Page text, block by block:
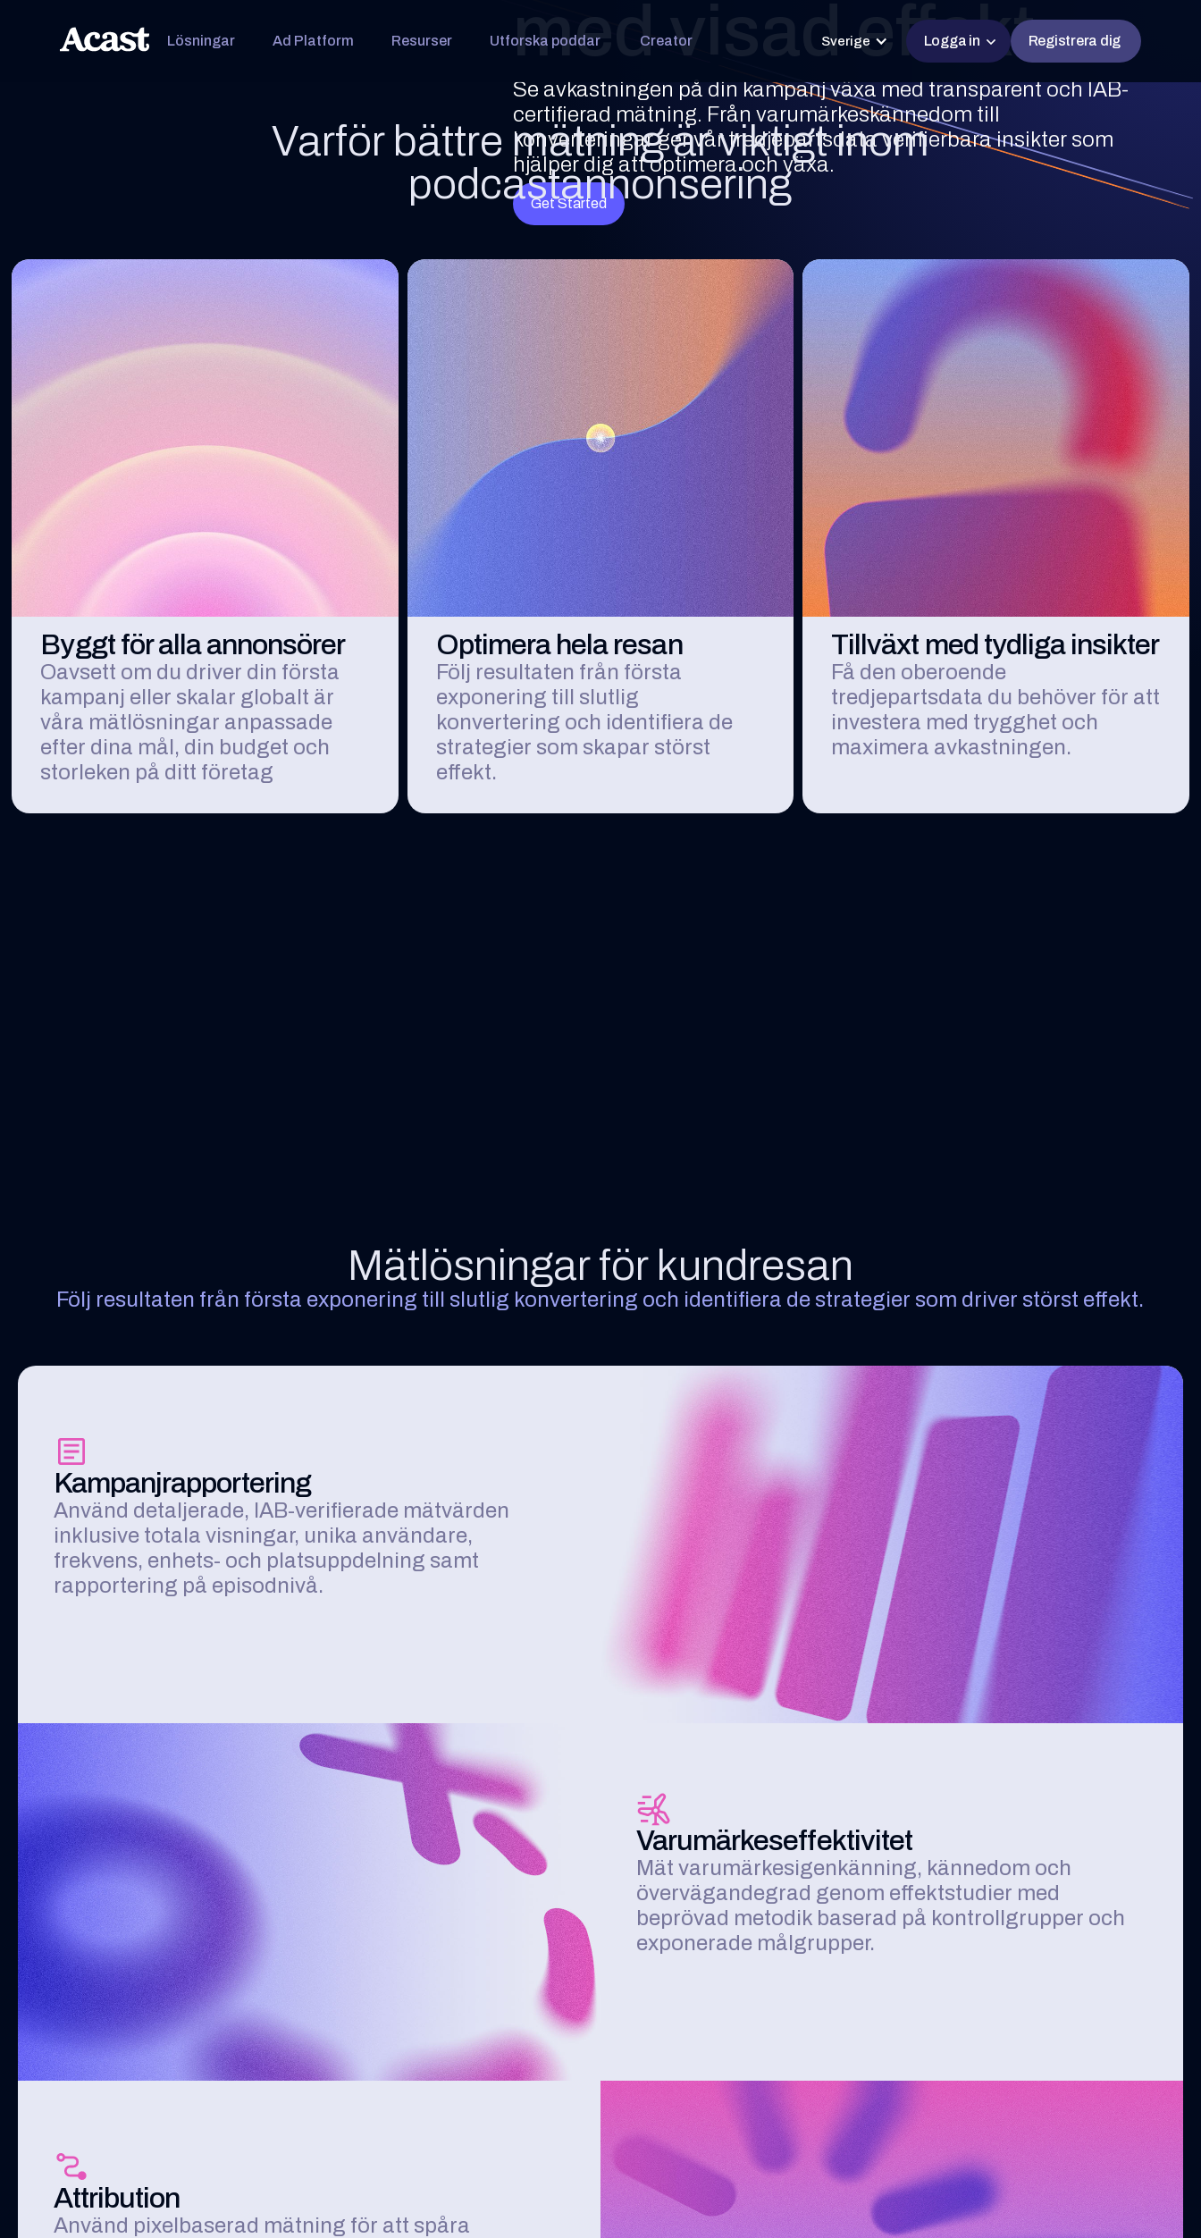
Lösningar Ad Platform Resurser Utforska poddar Creator Sverige Logga in Registrera dig
med visad effekt
Se avkastningen på din kampanj växa med transparent och IAB-
certifierad mätning. Från varumärkeskännedom till
konverteringar ger vår tredjepartsdata verifierbara insikter som
hjälper dig att optimera och växa.
Get Started
Varför bättre mätning är viktigt inom
podcastannonsering
Byggt för alla annonsörer
Oavsett om du driver din första
kampanj eller skalar globalt är
våra mätlösningar anpassade
efter dina mål, din budget och
storleken på ditt företag
Optimera hela resan
Följ resultaten från första
exponering till slutlig
konvertering och identifiera de
strategier som skapar störst
effekt.
Tillväxt med tydliga insikter
Få den oberoende
tredjepartsdata du behöver för att
investera med trygghet och
maximera avkastningen.
Mätlösningar för kundresan
Följ resultaten från första exponering till slutlig konvertering och identifiera de strategier som driver störst effekt.
Kampanjrapportering
Använd detaljerade, IAB-verifierade mätvärden
inklusive totala visningar, unika användare,
frekvens, enhets- och platsuppdelning samt
rapportering på episodnivå.
Varumärkeseffektivitet
Mät varumärkesigenkänning, kännedom och
övervägandegrad genom effektstudier med
beprövad metodik baserad på kontrollgrupper och
exponerade målgrupper.
Attribution
Använd pixelbaserad mätning för att spåra